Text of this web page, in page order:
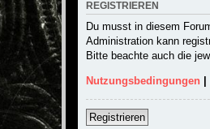
REGISTRIEREN
Du musst in diesem
Administration kann
Bitte beachte auch die
Nutzungsbedingungen
Registrieren